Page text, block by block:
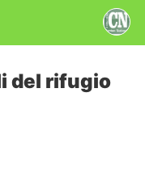
del rifugio